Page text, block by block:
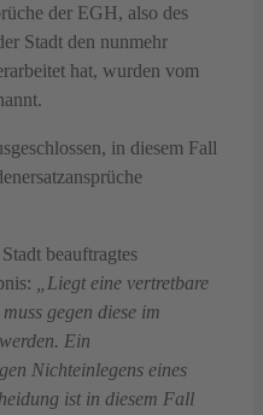
der EGH, also des
Stadt den nunmehr
hat, wurden vom
in diesem Fall
beauftragtes
„Liegt eine vertretbare
gegen diese im
Ein
Nichteinlegens eines
ist in diesem Fall